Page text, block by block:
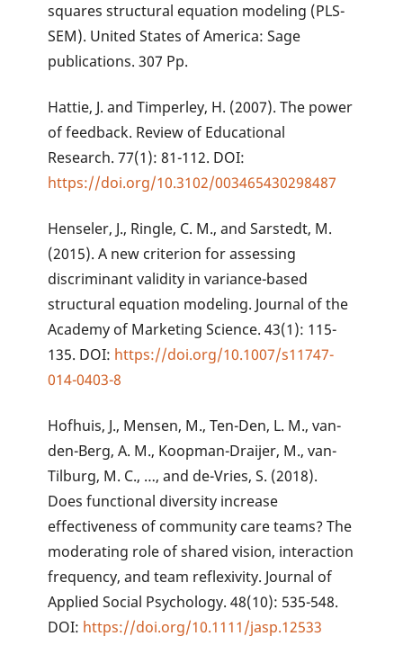
squares structural equation modeling (PLS-
SEM). United States of America: Sage
publications. 307 Pp.
Hattie, J. and Timperley, H. (2007). The power
of feedback. Review of Educational
Research. 77(1): 81-112. DOI:
https://doi.org/10.3102/003465430298487
Henseler, J., Ringle, C. M., and Sarstedt, M.
(2015). A new criterion for assessing
discriminant validity in variance-based
structural equation modeling. Journal of the
Academy of Marketing Science. 43(1): 115-
135. DOI: https://doi.org/10.1007/s11747-
014-0403-8
Hofhuis, J., Mensen, M., Ten-Den, L. M., van-
den-Berg, A. M., Koopman-Draijer, M., van-
Tilburg, M. C., …, and de-Vries, S. (2018).
Does functional diversity increase
effectiveness of community care teams? The
moderating role of shared vision, interaction
frequency, and team reflexivity. Journal of
Applied Social Psychology. 48(10): 535-548.
DOI: https://doi.org/10.1111/jasp.12533